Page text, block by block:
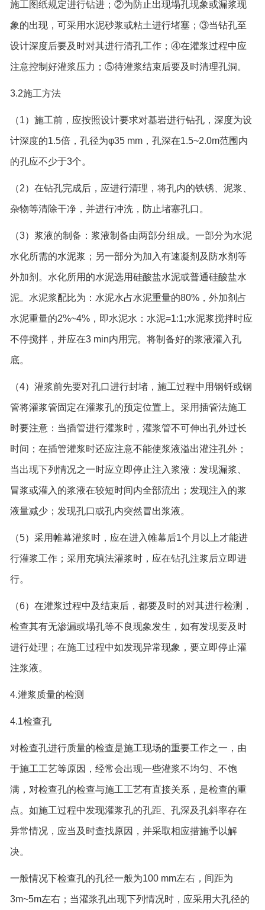
施工图纸规定进行钻进；②为防止出现塌孔现象或漏浆现
象的出现，可采用水泥砂浆或粘土进行堵塞；③当钻孔至
设计深度后要及时对其进行清孔工作；④在灌浆过程中应
注意控制好灌浆压力；⑤待灌浆结束后要及时清理孔洞。
3.2施工方法
（1）施工前，应按照设计要求对基岩进行钻孔，深度为设
计深度的1.5倍，孔径为φ35 mm，孔深在1.5~2.0m范围内
的孔应不少于3个。
（2）在钻孔完成后，应进行清理，将孔内的铁锈、泥浆、
杂物等清除干净，并进行冲洗，防止堵塞孔口。
（3）浆液的制备：浆液制备由两部分组成。一部分为水泥
水化所需的水泥浆；另一部分为加入有速凝剂及防水剂等
外加剂。水化所用的水泥选用硅酸盐水泥或普通硅酸盐水
泥。水泥浆配比为：水泥水占水泥重量的80%，外加剂占
水泥重量的2%~4%，即水泥水：水泥=1:1;水泥浆搅拌时应
不停搅拌，并应在3 min内用完。将制备好的浆液灌入孔
底。
（4）灌浆前先要对孔口进行封堵，施工过程中用钢钎或钢
管将灌浆管固定在灌浆孔的预定位置上。采用插管法施工
时要注意：当插管进行灌浆时，灌浆管不可伸出孔外过长
时间；在插管灌浆时还应注意不能使浆液溢出灌注孔外；
当出现下列情况之一时应立即停止注入浆液：发现漏浆、
冒浆或灌入的浆液在较短时间内全部流出；发现注入的浆
液量减少；发现孔口或孔内突然冒出浆液。
（5）采用帷幕灌浆时，应在进入帷幕后1个月以上才能进
行灌浆工作；采用充填法灌浆时，应在钻孔注浆后立即进
行。
（6）在灌浆过程中及结束后，都要及时的对其进行检测，
检查其有无渗漏或塌孔等不良现象发生，如有发现要及时
进行处理；在施工过程中如发现异常现象，要立即停止灌
注浆液。
4.灌浆质量的检测
4.1检查孔
对检查孔进行质量的检查是施工现场的重要工作之一，由
于施工工艺等原因，经常会出现一些灌浆不均匀、不饱
满，对检查孔的检查与施工工艺有直接关系，是检查的重
点。如施工过程中发现灌浆孔的孔距、孔深及孔斜率存在
异常情况，应当及时查找原因，并采取相应措施予以解
决。
一般情况下检查孔的孔径一般为100 mm左右，间距为
3m~5m左右；当灌浆孔出现下列情况时，应采用大孔径的